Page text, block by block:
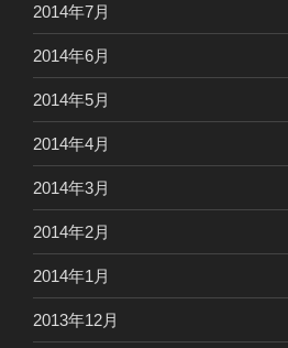
2014年7月
2014年6月
2014年5月
2014年4月
2014年3月
2014年2月
2014年1月
2013年12月